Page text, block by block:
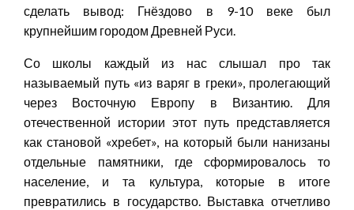
сделать вывод: Гнёздово в 9-10 веке был
крупнейшим городом Древней Руси.
Со школы каждый из нас слышал про так
называемый путь «из варяг в греки», пролегающий
через Восточную Европу в Византию. Для
отечественной истории этот путь представляется
как становой «хребет», на который были нанизаны
отдельные памятники, где сформировалось то
население, и та культура, которые в итоге
превратились в государство. Выставка отчетливо